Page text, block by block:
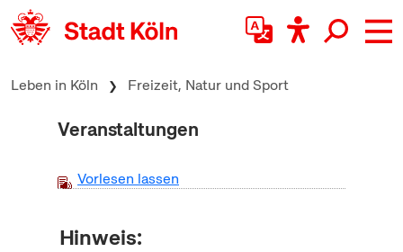
zum Inhalt springen
Leben in Köln Freizeit, Natur und Sport
Veranstaltungen
Vorlesen lassen
Hinweis: